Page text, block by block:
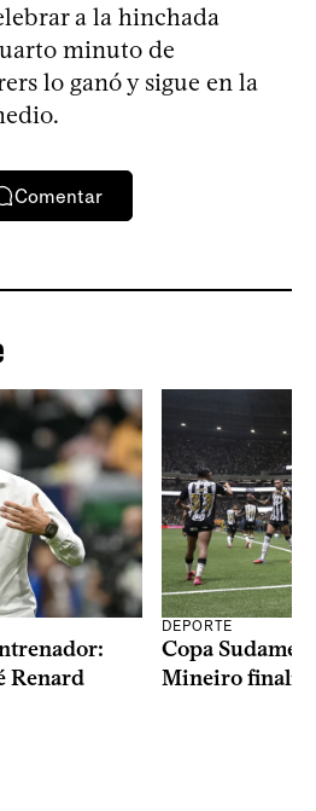
a la hinchada
minuto de
lo ganó y sigue en la
Comentar
Renard
DEPORTE
Copa
Mineiro